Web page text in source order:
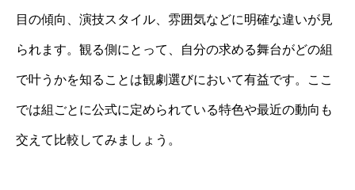
目の傾向、演技スタイル、雰囲気などに明確な違いが見
られます。観る側にとって、自分の求める舞台がどの組
で叶うかを知ることは観劇選びにおいて有益です。ここ
では組ごとに公式に定められている特色や最近の動向も
交えて比較してみましょう。